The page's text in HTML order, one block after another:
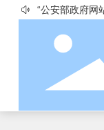
“公安部政府网
首页